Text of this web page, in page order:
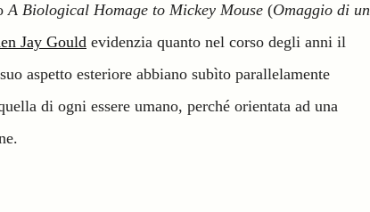
A Biological Homage to Mickey Mouse (Omaggio di un
Jay Gould evidenzia quanto nel corso degli anni il
aspetto esteriore abbiano subìto parallelamente
di ogni essere umano, perché orientata ad una